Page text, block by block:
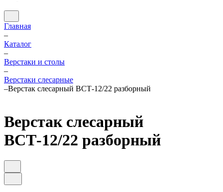
Главная
–
Каталог
–
Верстаки и столы
–
Верстаки слесарные
–Верстак слесарный ВСТ-12/22 разборный
Верстак слесарный
ВСТ-12/22 разборный